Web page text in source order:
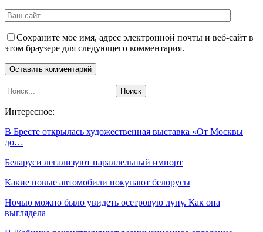
Сохраните мое имя, адрес электронной почты и веб-сайт в
этом браузере для следующего комментария.
Интересное:
В Бресте открылась художественная выставка «От Москвы
до…
Беларуси легализуют параллельный импорт
Какие новые автомобили покупают белорусы
Ночью можно было увидеть осетровую луну. Как она
выглядела